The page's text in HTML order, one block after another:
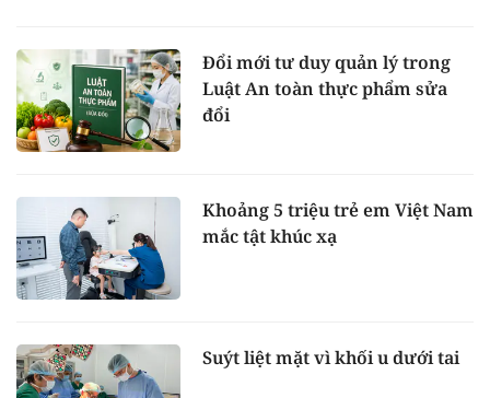
Đổi mới tư duy quản lý trong
Luật An toàn thực phẩm sửa
đổi
Khoảng 5 triệu trẻ em Việt Nam
mắc tật khúc xạ
Suýt liệt mặt vì khối u dưới tai